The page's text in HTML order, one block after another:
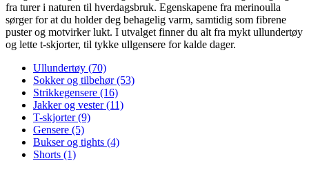
fra turer i naturen til hverdagsbruk. Egenskapene fra merinoulla
sørger for at du holder deg behagelig varm, samtidig som fibrene
puster og motvirker lukt. I utvalget finner du alt fra mykt ullundertøy
og lette t-skjorter, til tykke ullgensere for kalde dager.
Ullundertøy (70)
Sokker og tilbehør (53)
Strikkegensere (16)
Jakker og vester (11)
T-skjorter (9)
Gensere (5)
Bukser og tights (4)
Shorts (1)